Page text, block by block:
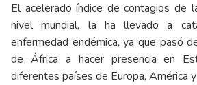
El acelerado índice de contagios de
nivel mundial, la ha llevado a
enfermedad endémica, ya que pasó
de África a hacer presencia en
diferentes países de Europa, América